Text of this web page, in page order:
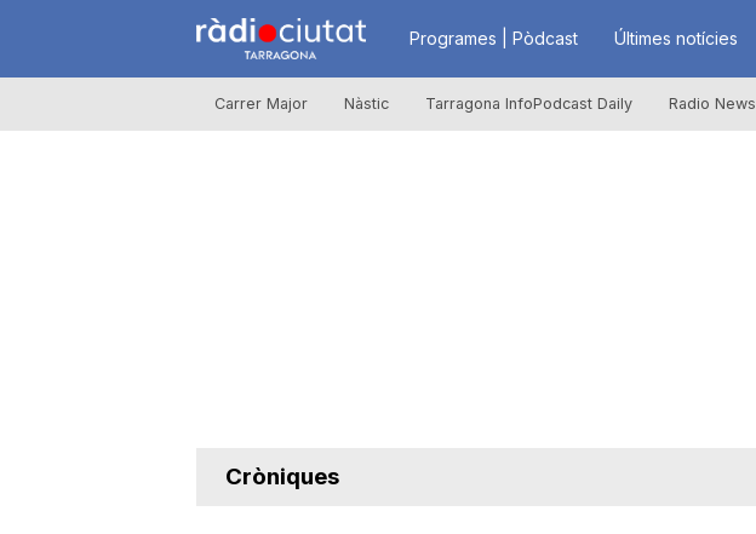
R
à
Programes | Pòdcast Últimes notícies
Carrer Major Nàstic Tarragona InfoPodcast Daily Radio News
Cròniques